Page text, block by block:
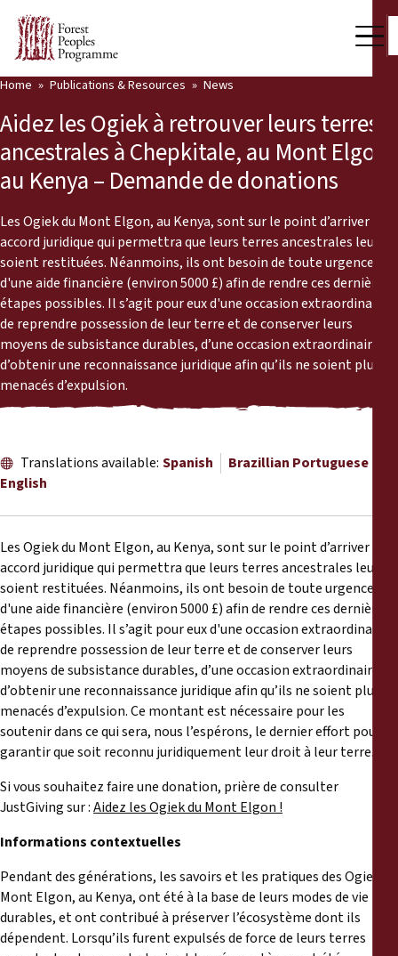
Who we are
Press Room
Support Us
Our Work
Community Voices
Partners & Countries
Latest News
Publications & Resources
Back
Publications & Resources
News
Reports
Press Releases
Briefing Papers
Legal Submissions
Declarations
Annual Reports
Home Publications & Resources News
Aidez les Ogiek à retrouver leurs terres
ancestrales à Chepkitale, au Mont Elgon
au Kenya – Demande de donations
Les Ogiek du Mont Elgon, au Kenya, sont sur le point d’arriver à un
accord juridique qui permettra que leurs terres ancestrales leur
soient restituées. Néanmoins, ils ont besoin de toute urgence
d'une aide financière (environ 5000 £) afin de rendre ces dernières
étapes possibles. Il s’agit pour eux d'une occasion extraordinaire
de reprendre possession de leur terre et de conserver leurs
moyens de subsistance durables, d’une occasion extraordinaire
d’obtenir une reconnaissance juridique afin qu’ils ne soient plus
menacés d’expulsion.
Translations available: Spanish
Brazillian Portuguese
English
Les Ogiek du Mont Elgon, au Kenya, sont sur le point d’arriver à un
accord juridique qui permettra que leurs terres ancestrales leur
soient restituées. Néanmoins, ils ont besoin de toute urgence
d'une aide financière (environ 5000 £) afin de rendre ces dernières
étapes possibles. Il s’agit pour eux d'une occasion extraordinaire
de reprendre possession de leur terre et de conserver leurs
moyens de subsistance durables, d’une occasion extraordinaire
d’obtenir une reconnaissance juridique afin qu’ils ne soient plus
menacés d’expulsion. Ce montant est nécessaire pour les
soutenir dans ce qui sera, nous l’espérons, le dernier effort pour
garantir que soit reconnu juridiquement leur droit à leur terre.
Si vous souhaitez faire une donation, prière de consulter
JustGiving sur :Aidez les Ogiek du Mont Elgon !
Informations contextuelles
Pendant des générations, les savoirs et les pratiques des Ogiek du
Mont Elgon, au Kenya, ont été à la base de leurs modes de vie
durables, et ont contribué à préserver l’écosystème dont ils
dépendent. Lorsqu’ils furent expulsés de force de leurs terres